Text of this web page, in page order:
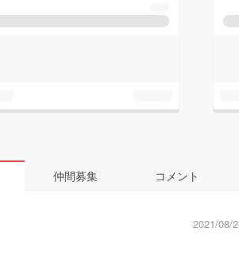
仲間募集 コメント
2021/08/